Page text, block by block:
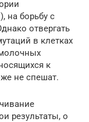
на борьбу с
отвергать
в клетках
к
не спешат.
результаты, о